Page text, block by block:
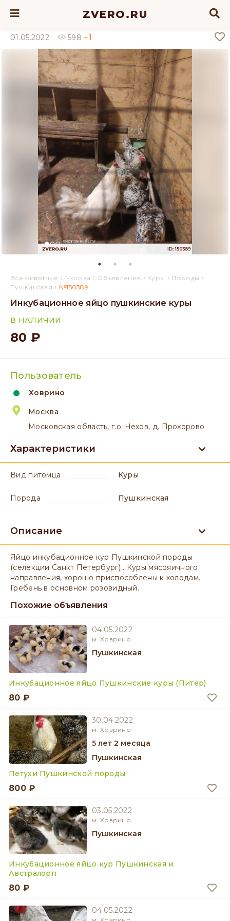
ZVERO.RU
01.05.2022 598 +1
Все животные › Москва › Объявления › Куры › Породы ›
Пушкинская › №150389
Инкубационное яйцо пушкинские куры
В НАЛИЧИИ
80 ₽
Пользователь
Ховрино
Москва
Московская область, г.о. Чехов, д. Прохорово
Характеристики
вид питомца Куры
порода Пушкинская
Описание
Яйцо инкубационное кур Пушкинской породы
(селекции Санкт Петербург) . Куры мясояичного
направления, хорошо приспособлены к холодам.
Гребень в основном розовидный.
Похожие объявления
04.05.2022
м. Ховрино
Пушкинская
Инкубационное яйцо Пушкинские куры (Питер)
80 ₽
30.04.2022
м. Ховрино
5 лет 2 месяца
Пушкинская
Петухи Пушкинской породы
800 ₽
03.05.2022
м. Ховрино
Пушкинская
Инкубационное яйцо кур Пушкинская и
Австралорп
80 ₽
04.05.2022